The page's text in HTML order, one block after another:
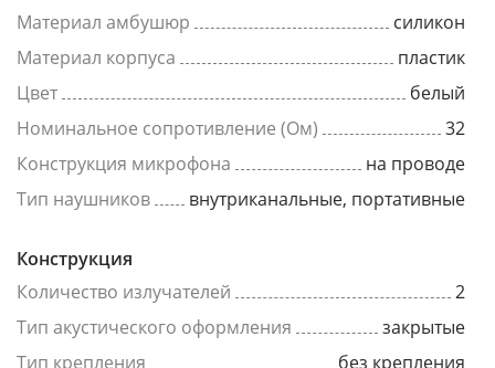
Материал амбушюр
силикон
Материал корпуса
пластик
Цвет
белый
Номинальное сопротивление (Ом)
32
Конструкция микрофона
на проводе
Тип наушников
внутриканальные, портативные
Конструкция
Количество излучателей
2
Тип акустического оформления
закрытые
Тип крепления
без крепления